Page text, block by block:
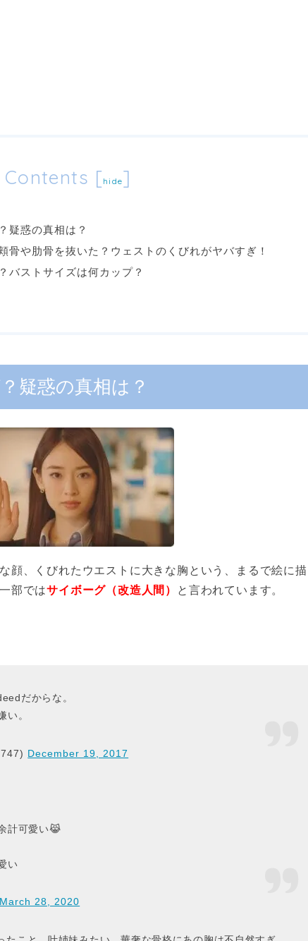
Contents [hide]
疑惑の真相は？
骨や肋骨を抜いた？ウェストのくびれがヤバすぎ！
バストサイズは何カップ？
疑惑の真相は？
顔、くびれたウエストに大きな胸という、まるで絵に描
部ではサイボーグ（改造人間） と言われています。
だからな。
い。
December 19, 2017
計可愛い😹
い
March 28, 2020